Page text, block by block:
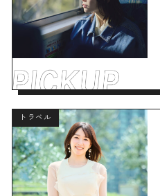
トラベル